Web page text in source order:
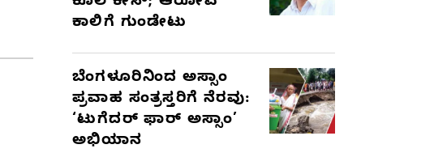
ಕಾಲಿಗೆ ಗುಂಡೇಟು
ಬೆಂಗಳೂರಿನಿಂದ ಅಸ್ಸಾಂ
ಪ್ರವಾಹ ಸಂತ್ರಸ್ತರಿಗೆ ನೆರವು:
‘ಟುಗೆದರ್ ಫಾರ್ ಅಸ್ಸಾಂ’
ಅಭಿಯಾನ